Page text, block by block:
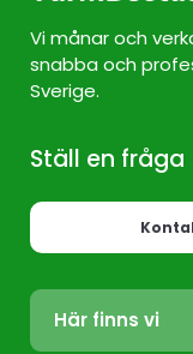
Vi månar och
snabba och
Sverige.
Ställ en fråga
Här finns vi